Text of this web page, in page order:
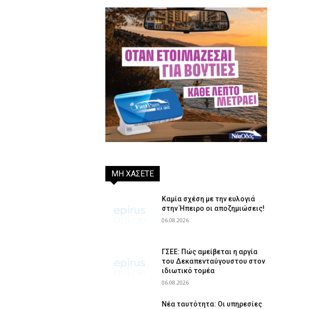
ΜΗ ΧΑΣΕΤΕ
Καμία σχέση με την ευλογιά
στην Ήπειρο οι αποζημιώσεις!
06.08.2026
ΓΣΕΕ: Πώς αμείβεται η αργία
του Δεκαπενταύγουστου στον
ιδιωτικό τομέα
06.08.2026
Νέα ταυτότητα: Οι υπηρεσίες